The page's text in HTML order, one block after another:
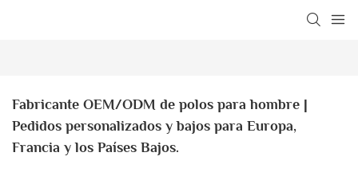
Fabricante OEM/ODM de polos para hombre |
Pedidos personalizados y bajos para Europa,
Francia y los Países Bajos.